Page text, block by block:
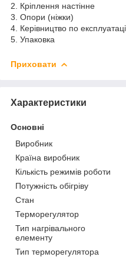
2. Кріплення настінне
3. Опори (ніжки)
4. Керівництво по
5. Упаковка
Приховати
Характеристики
Основні
Виробник
Країна виробник
Кількість режимів роботи
Потужність обігріву
Стан
Терморегулятор
Тип нагрівального
елементу
Тип терморегулятора